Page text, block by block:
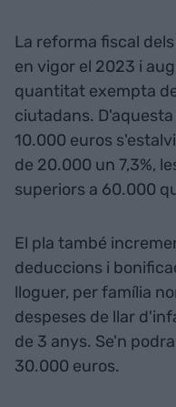
La reforma fiscal
en vigor el 2023 i
quantitat exempta
ciutadans.
10.000 euros
de 20.000 un 7,3%,
superiors a 60.000
El pla també
deduccions i
lloguer, per família
despeses de llar
de 3 anys. Se'n
30.000 euros.